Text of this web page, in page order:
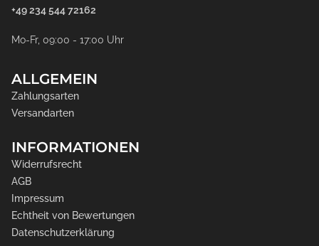
+49 234 544 72162
Mo-Fr, 09:00 - 17:00 Uhr
ALLGEMEIN
Zahlungsarten
Versandarten
INFORMATIONEN
Widerrufsrecht
AGB
Impressum
Echtheit von Bewertungen
Datenschutzerklärung